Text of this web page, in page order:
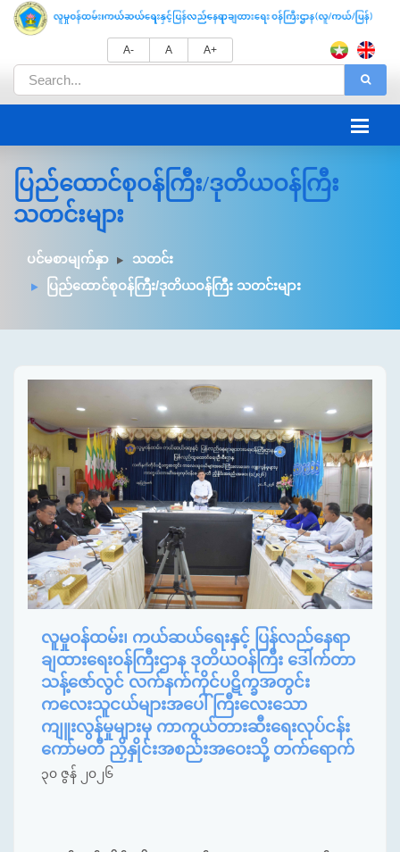
A- A A+
ပြည်ထောင်စုဝန်ကြီး/ဒုတိယဝန်ကြီး
သတင်းများ
ပင်မစာမျက်နှာ
သတင်း
ပြည်ထောင်စုဝန်ကြီး/ဒုတိယဝန်ကြီး သတင်းများ
လူမှုဝန်ထမ်း၊ ကယ်ဆယ်ရေးနှင့် ပြန်လည်နေရာ
ချထားရေးဝန်ကြီးဌာန ဒုတိယဝန်ကြီး ဒေါက်တာ
သန့်ဇော်လွင် လက်နက်ကိုင်ပဋိက္ခအတွင်း
ကလေးသူငယ်များအပေါ် ကြီးလေးသော
ကျူးလွန်မှုများမှ ကာကွယ်တားဆီးရေးလုပ်ငန်း
ကော်မတီ ညှိနှိုင်းအစည်းအဝေးသို့ တက်ရောက်
၃၀ ဇွန် ၂၀၂၆